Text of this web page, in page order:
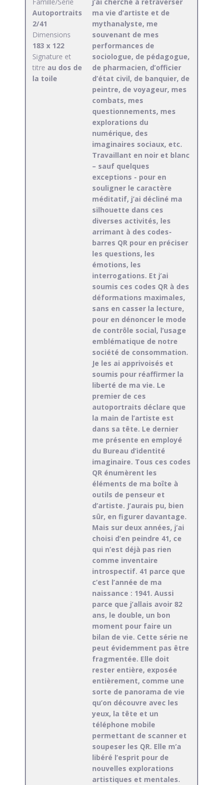
Autoportraits
2/41
Dimensions
183 x 122
Signature et
titre au dos de
la toile
ma vie d’artiste et de
mythanalyste, me
souvenant de mes
performances de
sociologue, de pédagogue,
de pharmacien, d’officier
d’état civil, de banquier, de
peintre, de voyageur, mes
combats, mes
questionnements, mes
explorations du
numérique, des
imaginaires sociaux, etc.
Travaillant en noir et blanc
– sauf quelques
exceptions - pour en
souligner le caractère
méditatif, j’ai décliné ma
silhouette dans ces
diverses activités, les
arrimant à des codes-
barres QR pour en préciser
les questions, les
émotions, les
interrogations. Et j’ai
soumis ces codes QR à des
déformations maximales,
sans en casser la lecture,
pour en dénoncer le mode
de contrôle social, l’usage
emblématique de notre
société de consommation.
Je les ai apprivoisés et
soumis pour réaffirmer la
liberté de ma vie. Le
premier de ces
autoportraits déclare que
la main de l’artiste est
dans sa tête. Le dernier
me présente en employé
du Bureau d’identité
imaginaire. Tous ces codes
QR énumèrent les
éléments de ma boîte à
outils de penseur et
d’artiste. J’aurais pu, bien
sûr, en figurer davantage.
Mais sur deux années, j’ai
choisi d’en peindre 41, ce
qui n’est déjà pas rien
comme inventaire
introspectif. 41 parce que
c’est l’année de ma
naissance : 1941. Aussi
parce que j’allais avoir 82
ans, le double, un bon
moment pour faire un
bilan de vie. Cette série ne
peut évidemment pas être
fragmentée. Elle doit
rester entière, exposée
entièrement, comme une
sorte de panorama de vie
qu’on découvre avec les
yeux, la tête et un
téléphone mobile
permettant de scanner et
soupeser les QR. Elle m’a
libéré l’esprit pour de
nouvelles explorations
artistiques et mentales.